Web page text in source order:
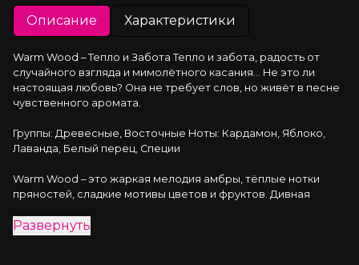
Описание Характеристики
Warm Wood – Тепло и Забота Тепло и забота, радость от
случайного взгляда и мимолётного касания... Не это ли
настоящая любовь? Она не требует слов, но живёт в песне
чувственного аромата.
Группы: Древесные, Восточные Ноты: Кардамон, Яблоко,
Лаванда, Белый перец, Специи
Warm Wood – это жаркая мелодия амбры, тёплые нотки
пряностей, сладкие мотивы цветов и фруктов. Дивная
прекрасному полу. Аромат настоящей любви, соединяющей
Развернуть